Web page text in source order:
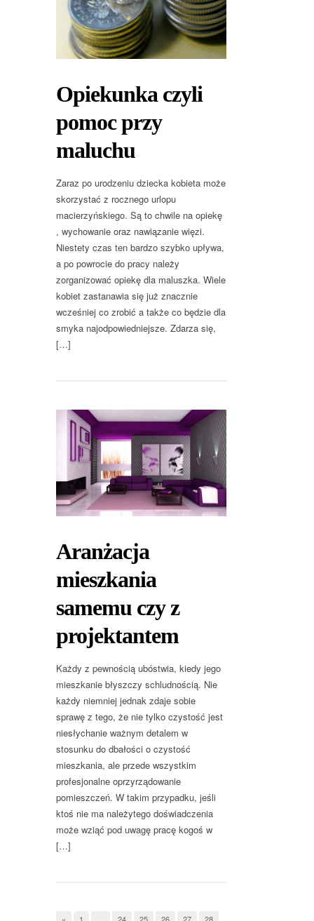
Opiekunka czyli
pomoc przy
maluchu
Zaraz po urodzeniu dziecka kobieta może
skorzystać z rocznego urlopu
macierzyńskiego. Są to chwile na opiekę
, wychowanie oraz nawiązanie więzi.
Niestety czas ten bardzo szybko upływa,
a po powrocie do pracy należy
zorganizować opiekę dla maluszka. Wiele
kobiet zastanawia się już znacznie
wcześniej co zrobić a także co będzie dla
smyka najodpowiedniejsze. Zdarza się,
[…]
Aranżacja
mieszkania
samemu czy z
projektantem
Każdy z pewnością ubóstwia, kiedy jego
mieszkanie błyszczy schludnością. Nie
każdy niemniej jednak zdaje sobie
sprawę z tego, że nie tylko czystość jest
niesłychanie ważnym detalem w
stosunku do dbałości o czystość
mieszkania, ale przede wszystkim
profesjonalne oprzyrządowanie
pomieszczeń. W takim przypadku, jeśli
ktoś nie ma należytego doświadczenia
może wziąć pod uwagę pracę kogoś w
[…]